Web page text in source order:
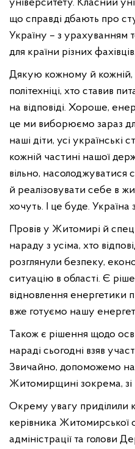
університету. Класний
що справді дбають про
Україну – з урахуванням
для країни різних фахівців.
Дякую кожному й кожній,
політехніці, хто ставив
на відповіді. Хороше,
це ми виборюємо зараз
наші діти, усі українські
кожній частині нашої
вільно, насолоджуватися
й реалізовувати себе в
хочуть. І це буде.
Провів у Житомирі й
нараду з усіма, хто
розглянули безпеку,
ситуацію в області. Є
відновлення енергетики
вже готуємо нашу
Також є рішення щодо
нараді сьогодні взяв
Звичайно, допоможемо
Житомирщині зокрема, зі
Окрему увагу приділили
керівника Житомирської
адміністрації та голови